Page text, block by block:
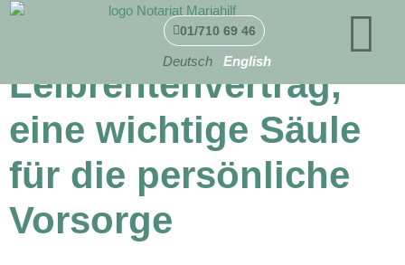
01/710 69 46
Deutsch English
Leibrentenvertrag,
eine wichtige Säule
für die persönliche
Vorsorge